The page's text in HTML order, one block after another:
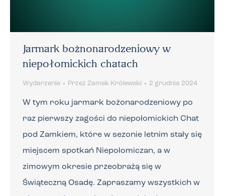
Jarmark bożnonarodzeniowy w
niepołomickich chatach
Wydarzenie Przez Zamek Królewski 2 grudnia 2024
W tym roku jarmark bożonarodzeniowy po
raz pierwszy zagości do niepołomickich Chat
pod Zamkiem, które w sezonie letnim stały się
miejscem spotkań Niepołomiczan, a w
zimowym okresie przeobrażą się w
Świąteczną Osadę. Zapraszamy wszystkich w